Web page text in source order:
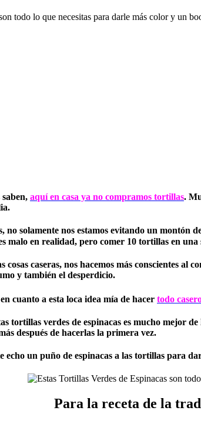
aquí en casa ya no compramos tortillas.
no solamente nos estamos evitando un
malo en realidad, pero comer 10 tortillas en
cosas caseras, nos hacemos más conscientes
y también el desperdicio.
cuanto a esta loca idea mía de hacer todo
tortillas verdes de espinacas es mucho mejor
después de hacerlas la primera vez.
echo un puño de espinacas a las tortillas para
Para la receta de la